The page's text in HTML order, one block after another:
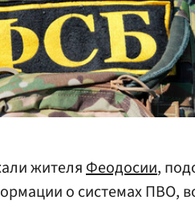
жителяФеодосии,
о системах ПВО,